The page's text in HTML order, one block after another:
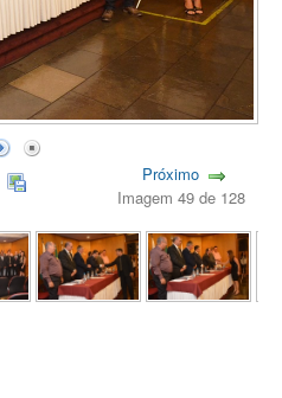
Próximo
Imagem 49 de 128